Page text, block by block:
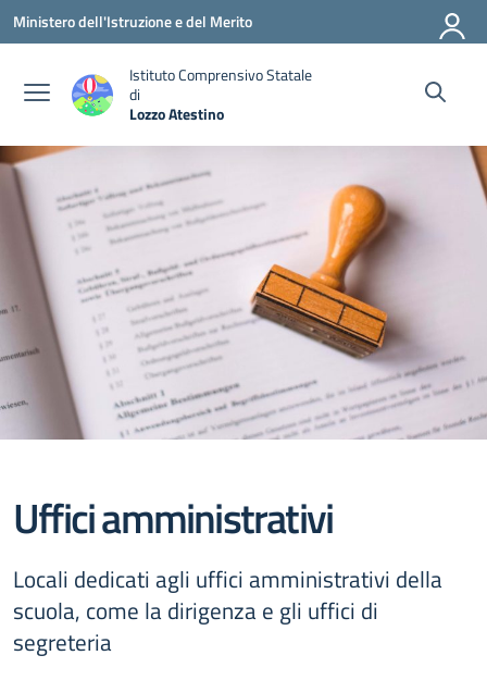
Vai ai contenuti
Vai al menu di navigazione
Vai al footer
Ministero dell'Istruzione e del Merito
Istituto Comprensivo Statale
di
Lozzo Atestino
Uffici amministrativi
Locali dedicati agli uffici amministrativi della
scuola, come la dirigenza e gli uffici di
segreteria